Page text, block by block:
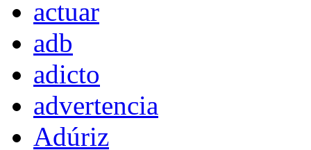
actuar
adb
adicto
advertencia
Adúriz